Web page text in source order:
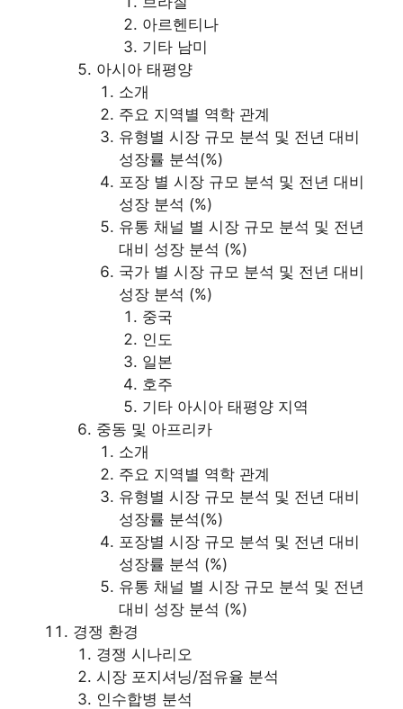
아르헨티나
기타 남미
아시아 태평양
소개
주요 지역별 역학 관계
유형별 시장 규모 분석 및 전년 대비
성장률 분석(%)
포장 별 시장 규모 분석 및 전년 대비
성장 분석 (%)
유통 채널 별 시장 규모 분석 및 전년
대비 성장 분석 (%)
국가 별 시장 규모 분석 및 전년 대비
성장 분석 (%)
중국
인도
일본
호주
기타 아시아 태평양 지역
중동 및 아프리카
소개
주요 지역별 역학 관계
유형별 시장 규모 분석 및 전년 대비
성장률 분석(%)
포장별 시장 규모 분석 및 전년 대비
성장률 분석 (%)
유통 채널 별 시장 규모 분석 및 전년
대비 성장 분석 (%)
경쟁 환경
경쟁 시나리오
시장 포지셔닝/점유율 분석
인수합병 분석